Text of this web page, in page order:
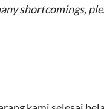
shortcomings,